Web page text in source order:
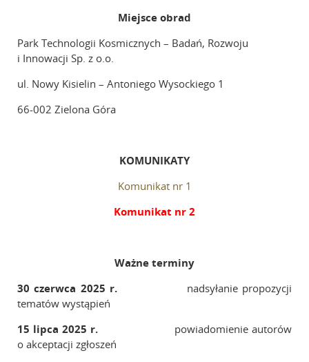
Miejsce obrad
Park Technologii Kosmicznych – Badań, Rozwoju
i Innowacji Sp. z o.o.
ul. Nowy Kisielin – Antoniego Wysockiego 1
66-002 Zielona Góra
KOMUNIKATY
Komunikat nr 1
Komunikat nr 2
Ważne terminy
30 czerwca 2025 r.nadsyłanie propozycji
tematów wystąpień
15 lipca 2025 r. powiadomienie autorów
o akceptacji zgłoszeń